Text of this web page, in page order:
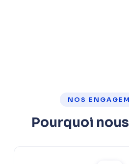
NOS
Pourquoi